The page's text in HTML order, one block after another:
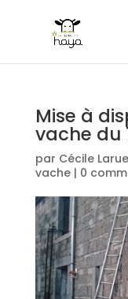
Mise à
vache du
par Cécile
vache| 0